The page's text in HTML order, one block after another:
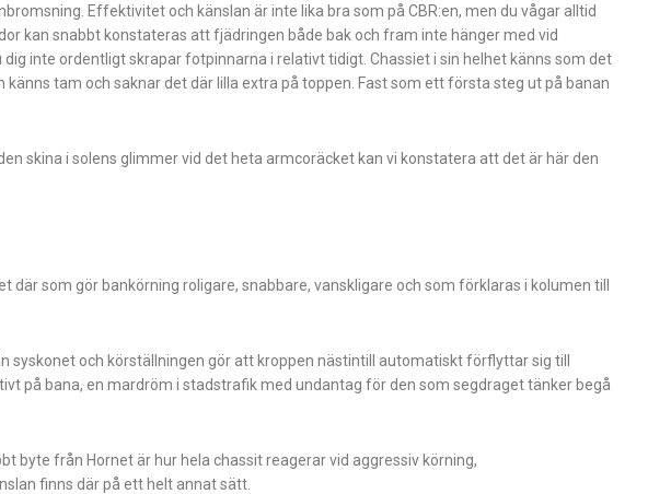
Effektivitet och känslan är inte lika bra som på CBR:en, men du vågar alltid
kan snabbt konstateras att fjädringen både bak och fram inte hänger med vid
inte ordentligt skrapar fotpinnarna i relativt tidigt. Chassiet i sin helhet känns som det
tam och saknar det där lilla extra på toppen. Fast som ett första steg ut på banan
skina i solens glimmer vid det heta armcoräcket kan vi konstatera att det är här den
där som gör bankörning roligare, snabbare, vanskligare och som förklaras i kolumen till
syskonet och körställningen gör att kroppen nästintill automatiskt förflyttar sig till
på bana, en mardröm i stadstrafik med undantag för den som segdraget tänker begå
byte från Hornet är hur hela chassit reagerar vid aggressiv körning,
finns där på ett helt annat sätt.